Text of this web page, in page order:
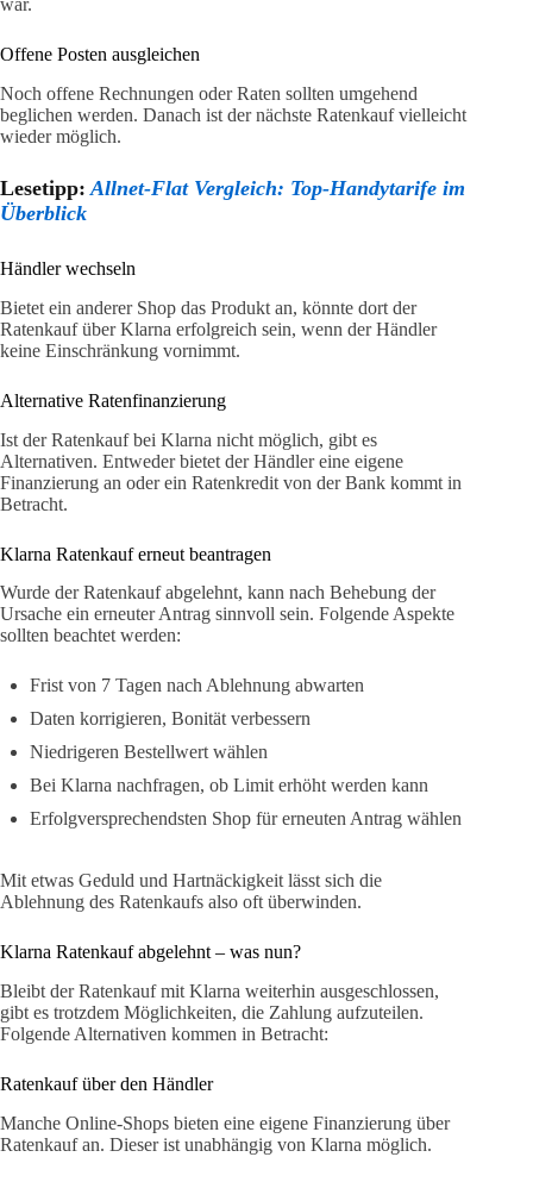
war.
Offene Posten ausgleichen
Noch offene Rechnungen oder Raten sollten umgehend
beglichen werden. Danach ist der nächste Ratenkauf vielleicht
wieder möglich.
Lesetipp: Allnet-Flat Vergleich: Top-Handytarife im
Überblick
Händler wechseln
Bietet ein anderer Shop das Produkt an, könnte dort der
Ratenkauf über Klarna erfolgreich sein, wenn der Händler
keine Einschränkung vornimmt.
Alternative Ratenfinanzierung
Ist der Ratenkauf bei Klarna nicht möglich, gibt es
Alternativen. Entweder bietet der Händler eine eigene
Finanzierung an oder ein Ratenkredit von der Bank kommt in
Betracht.
Klarna Ratenkauf erneut beantragen
Wurde der Ratenkauf abgelehnt, kann nach Behebung der
Ursache ein erneuter Antrag sinnvoll sein. Folgende Aspekte
sollten beachtet werden:
Frist von 7 Tagen nach Ablehnung abwarten
Daten korrigieren, Bonität verbessern
Niedrigeren Bestellwert wählen
Bei Klarna nachfragen, ob Limit erhöht werden kann
Erfolgversprechendsten Shop für erneuten Antrag wählen
Mit etwas Geduld und Hartnäckigkeit lässt sich die
Ablehnung des Ratenkaufs also oft überwinden.
Klarna Ratenkauf abgelehnt – was nun?
Bleibt der Ratenkauf mit Klarna weiterhin ausgeschlossen,
gibt es trotzdem Möglichkeiten, die Zahlung aufzuteilen.
Folgende Alternativen kommen in Betracht:
Ratenkauf über den Händler
Manche Online-Shops bieten eine eigene Finanzierung über
Ratenkauf an. Dieser ist unabhängig von Klarna möglich.